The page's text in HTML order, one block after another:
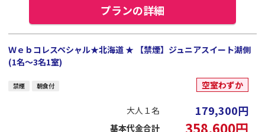
プランの詳細
Ｗｅｂコレスペシャル★北海道 ★ 【禁煙】ジュニアスイート湖側
(1名～3名1室)
禁煙 朝食付 空室わずか
大人１名 179,300円
基本代金合計 358,600円